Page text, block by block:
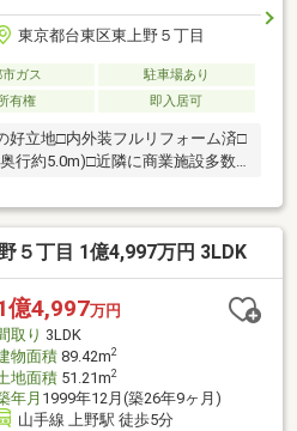
東京都台東区東上野５丁目
市ガス
駐車場あり
有権 即入居可
好立地□内外装フルリフォーム済□
行約5.0m)□近隣に商業施設多数
５丁目 1億4,997万円 3LDK
億4,997万円
取り 3LDK
物面積89.42m2
地面積51.21m2
年月 1999年12月(築26年9ヶ月)
山手線 上野駅 徒歩5分